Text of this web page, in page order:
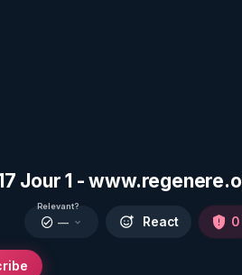
Jour 1 -
Relevant?
— React 0